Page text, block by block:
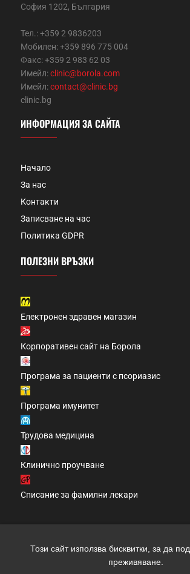
София 1202, България
Тел.: +359 2 9836203
Мобилен: +359 896 775 004
Факс: +359 2 983 62 03
Имейл:clinic@borola.com
Имейл:contact@clinic.bg
clinic.bg
ИНФОРМАЦИЯ ЗА САЙТА
Начало
За нас
Контакти
Записване на час
Политика GDPR
ПОЛЕЗНИ ВРЪЗКИ
Електронен здравен магазин
Корпоративен сайт на Борола
Програма за пациенти с псориазис
Програма имунитет
Трудова медицина
Клинично проучване
Списание за фамилни лекари
Copyright 2026 clinic.bg | Всички права
Този сайт използва бисквитки, за да
преживяване.